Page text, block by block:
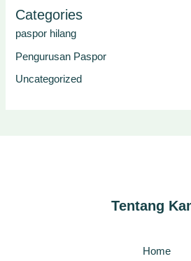
Categories
paspor hilang
Pengurusan Paspor
Uncategorized
Tentang
Home